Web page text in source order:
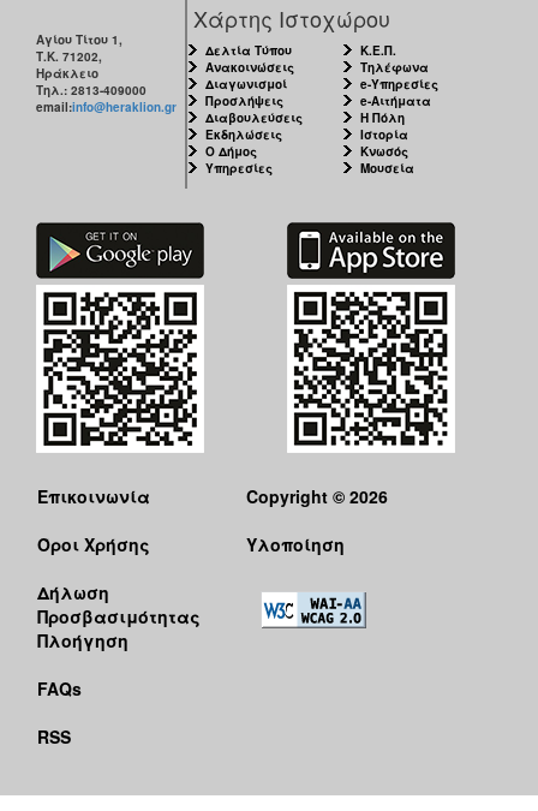
ΔΗΜΟΤΗΣ
ΗΡΑΚΛΕΙΟ
Αγίου Τίτου 1,
Τ.Κ. 71202,
Ηράκλειο
Τηλ.: 2813-409000
email:info@heraklion.gr
Χάρτης Ιστοχώρου
Δελτία Τύπου
Ανακοινώσεις
Διαγωνισμοί
Προσλήψεις
Διαβουλεύσεις
Εκδηλώσεις
Ο Δήμος
Υπηρεσίες
Κ.Ε.Π.
Τηλέφωνα
e-Υπηρεσίες
e-Αιτήματα
Η Πόλη
Ιστορία
Κνωσός
Μουσεία
Επικοινωνία
Όροι Χρήσης
Δήλωση
Προσβασιμότητας
Πλοήγηση
FAQs
RSS
Copyright © 2026
Υλοποίηση